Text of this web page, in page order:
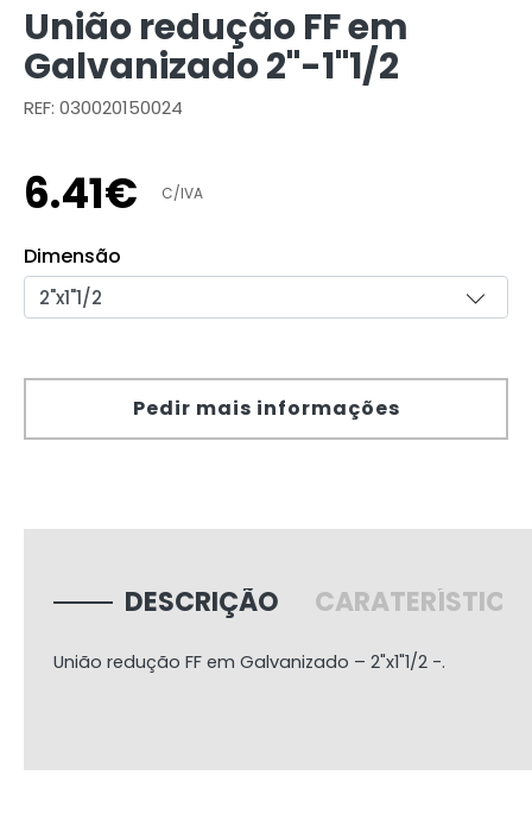
União redução FF em
Galvanizado 2"-1"1/2
REF: 030020150024
6.41€ C/IVA
Dimensão
Pedir mais informações
DESCRIÇÃO
União redução FF em Galvanizado – 2"x1"1/2 -.